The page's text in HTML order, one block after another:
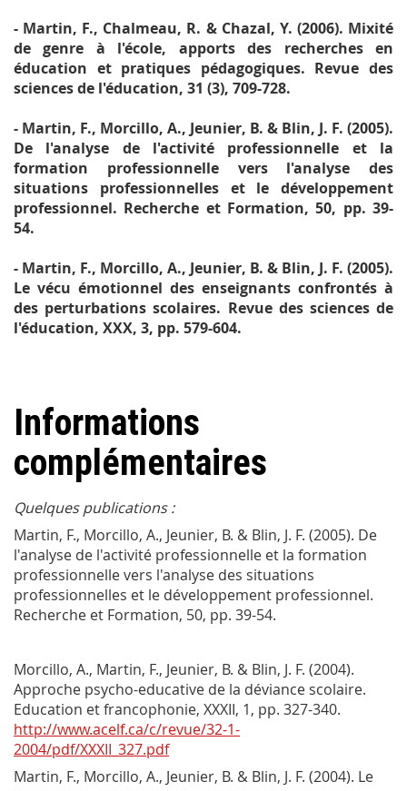
- Martin, F., Chalmeau, R. & Chazal, Y. (2006). Mixité
de genre à l'école, apports des recherches en
éducation et pratiques pédagogiques. Revue des
sciences de l'éducation, 31 (3), 709-728.
- Martin, F., Morcillo, A., Jeunier, B. & Blin, J. F. (2005).
De l'analyse de l'activité professionnelle et la
formation professionnelle vers l'analyse des
situations professionnelles et le développement
professionnel. Recherche et Formation, 50, pp. 39-
54.
- Martin, F., Morcillo, A., Jeunier, B. & Blin, J. F. (2005).
Le vécu émotionnel des enseignants confrontés à
des perturbations scolaires. Revue des sciences de
l'éducation, XXX, 3, pp. 579-604.
Informations
complémentaires
Quelques publications :
Martin, F., Morcillo, A., Jeunier, B. & Blin, J. F. (2005). De
l'analyse de l'activité professionnelle et la formation
professionnelle vers l'analyse des situations
professionnelles et le développement professionnel.
Recherche et Formation, 50, pp. 39-54.
Morcillo, A., Martin, F., Jeunier, B. & Blin, J. F. (2004).
Approche psycho-educative de la déviance scolaire.
Education et francophonie, XXXII, 1, pp. 327-340.
http://www.acelf.ca/c/revue/32-1-
2004/pdf/XXXII_327.pdf
Martin, F., Morcillo, A., Jeunier, B. & Blin, J. F. (2004). Le